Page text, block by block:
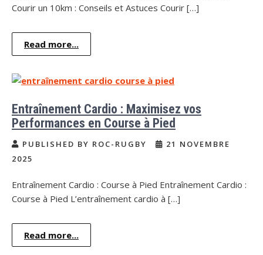
Courir un 10km : Conseils et Astuces Courir […]
Read more...
Entraînement Cardio : Maximisez vos
Performances en Course à Pied
PUBLISHED BY ROC-RUGBY
21 NOVEMBRE
2025
Entraînement Cardio : Course à Pied Entraînement Cardio :
Course à Pied L’entraînement cardio à […]
Read more...